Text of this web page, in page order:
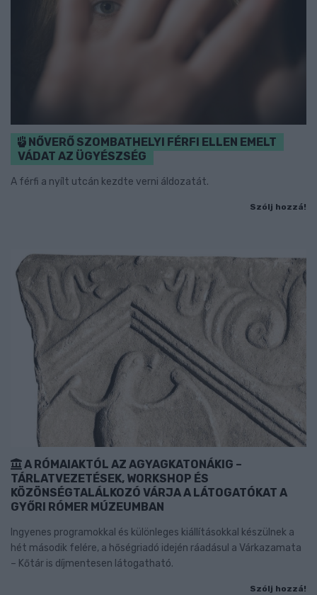
NŐVERŐ SZOMBATHELYI FÉRFI ELLEN EMELT
VÁDAT AZ ÜGYÉSZSÉG
A férfi a nyílt utcán kezdte verni áldozatát.
Szólj hozzá!
A RÓMAIAKTÓL AZ AGYAGKATONÁKIG –
TÁRLATVEZETÉSEK, WORKSHOP ÉS
KÖZÖNSÉGTALÁLKOZÓ VÁRJA A LÁTOGATÓKAT A
GYŐRI RÓMER MÚZEUMBAN
Ingyenes programokkal és különleges kiállításokkal készülnek a
hét második felére, a hőségriadó idején ráadásul a Várkazamata
– Kőtár is díjmentesen látogatható.
Szólj hozzá!